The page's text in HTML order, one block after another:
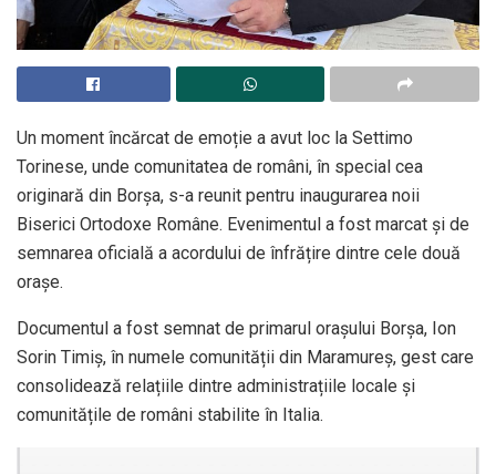
Un moment încărcat de emoție a avut loc la Settimo
Torinese, unde comunitatea de români, în special cea
originară din Borșa, s-a reunit pentru inaugurarea noii
Biserici Ortodoxe Române. Evenimentul a fost marcat și de
semnarea oficială a acordului de înfrățire dintre cele două
orașe.
Documentul a fost semnat de primarul orașului Borșa, Ion
Sorin Timiș, în numele comunității din Maramureș, gest care
consolidează relațiile dintre administrațiile locale și
comunitățile de români stabilite în Italia.